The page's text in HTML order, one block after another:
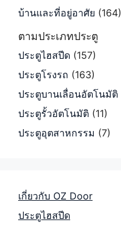
บ้านและที่อยู่อาศัย (164)
ตามประเภทประตู
ประตูไฮสปีด (157)
ประตูโรงรถ (163)
ประตูบานเลื่อนอัตโนมัติ
ประตูรั้วอัตโนมัติ (11)
ประตูอุตสาหกรรม (7)
เกี่ยวกับ OZ Door
ประตูไฮสปีด